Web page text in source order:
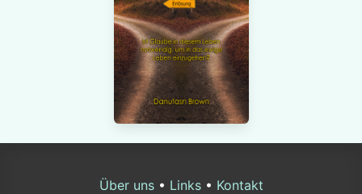
Über uns• Links• Kontakt